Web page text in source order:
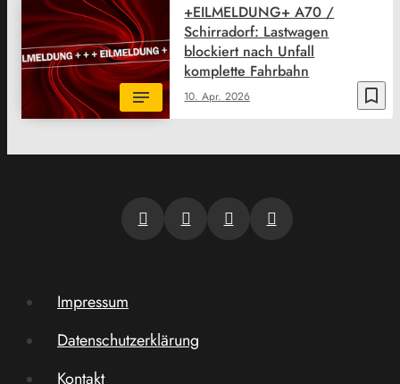
bookmark_border
10. Apr. 2026
+EILMELDUNG+ A70 /
Schirradorf: Lastwagen
blockiert nach Unfall
komplette Fahrbahn
Impressum
Datenschutzerklärung
Kontakt